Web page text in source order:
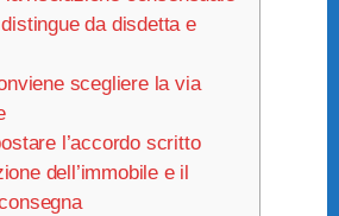
da disdetta e
scegliere la via
l’accordo scritto
dell’immobile e il